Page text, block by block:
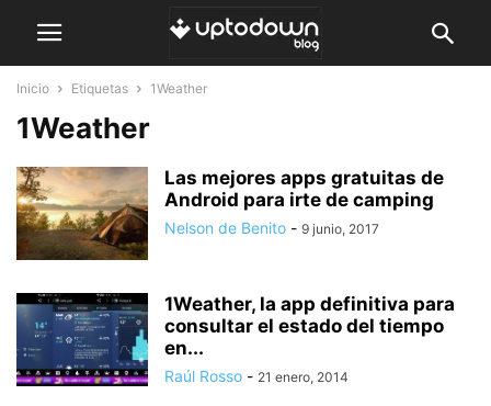
Inicio Etiquetas 1Weather
1Weather
Las mejores apps gratuitas de
Android para irte de camping
Nelson de Benito - 9 junio, 2017
1Weather, la app definitiva para
consultar el estado del tiempo
en...
Raúl Rosso - 21 enero, 2014